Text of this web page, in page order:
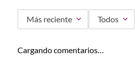
Más reciente Todos
Cargando comentarios…